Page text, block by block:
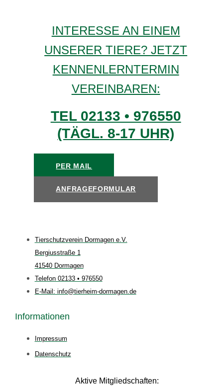
INTERESSE AN EINEM
UNSERER TIERE? JETZT
KENNENLERNTERMIN
VEREINBAREN:
TEL 02133 • 976550
(TÄGL. 8-17 UHR)
PER MAIL
ANFRAGEFORMULAR
Tierschutzverein Dormagen e.V.
Bergiusstraße 1
41540 Dormagen
Telefon 02133 • 976550
E-Mail: info@tierheim-dormagen.de
Informationen
Impressum
Datenschutz
Aktive Mitgliedschaften: